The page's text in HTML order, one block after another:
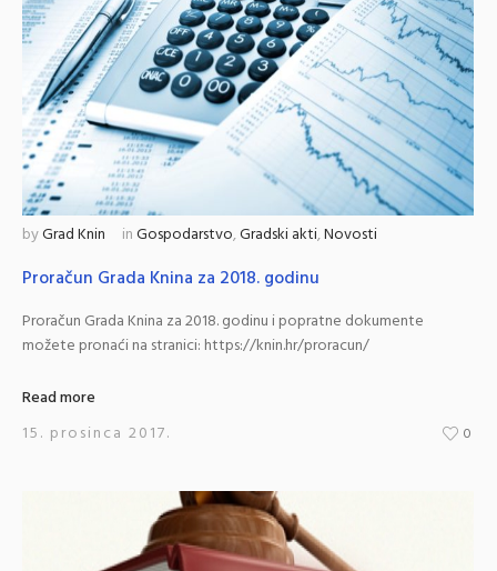
byGrad Knin inGospodarstvo,Gradski akti,Novosti
Proračun Grada Knina za 2018. godinu
Proračun Grada Knina za 2018. godinu i popratne dokumente
možete pronaći na stranici: https://knin.hr/proracun/
Read more
15. prosinca 2017.
0